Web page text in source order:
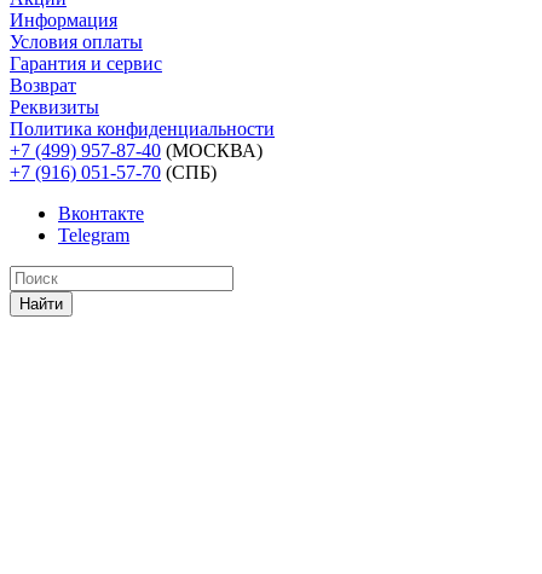
Информация
Условия оплаты
Гарантия и сервис
Возврат
Реквизиты
Политика конфиденциальности
+7 (499) 957-87-40 (МОСКВА)
+7 (916) 051-57-70 (СПБ)
Вконтакте
Telegram
Найти